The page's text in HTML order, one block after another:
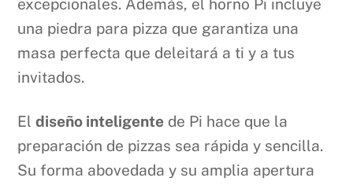
excepcionales. Además, el horno Pi incluye
una piedra para pizza que garantiza una
masa perfecta que deleitará a ti y a tus
invitados.
Eldiseño inteligente de Pi hace que la
preparación de pizzas sea rápida y sencilla.
Su forma abovedada y su amplia apertura